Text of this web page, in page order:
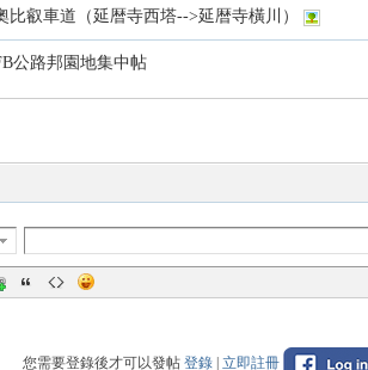
比叡車道（延暦寺西塔-->延暦寺橫川）
公路邦園地集中帖
您需要登錄後才可以發帖 登錄 立即註冊